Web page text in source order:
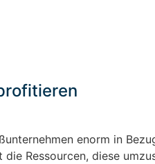
enorm in
Ressourcen, diese